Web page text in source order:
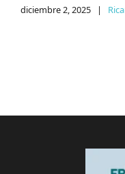
diciembre 2, 2025 |